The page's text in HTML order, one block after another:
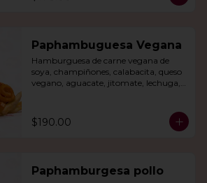
Paphambuguesa Vegana
Hamburguesa de carne vegana de
soya, champiñones, calabacita, queso
vegano, aguacate, jitomate, lechuga,
$190.00
Paphamburgesa pollo